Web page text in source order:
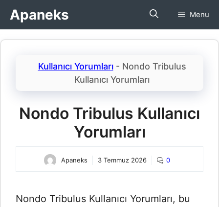
İçeriğe
atlaApaneks Menu
Kullanıcı Yorumları- Nondo Tribulus
Kullanıcı Yorumları​
Nondo Tribulus Kullanıcı
Yorumları​
Apaneks 3 Temmuz 2026 0
Nondo Tribulus Kullanıcı Yorumları​, bu